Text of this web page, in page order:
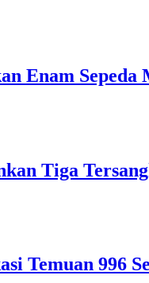
Enam
Tiga
Temuan 996